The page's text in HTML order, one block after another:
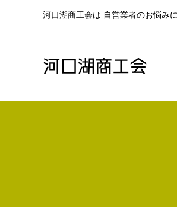
河口湖商工会は 自営業者のお悩み